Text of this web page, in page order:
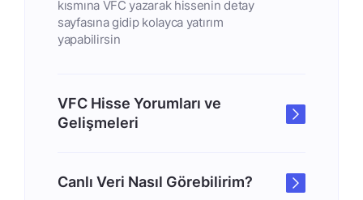
kısmına VFC yazarak hissenin detay
sayfasına gidip kolayca yatırım
yapabilirsin
VFC Hisse Yorumları ve
Gelişmeleri
Canlı Veri Nasıl Görebilirim?